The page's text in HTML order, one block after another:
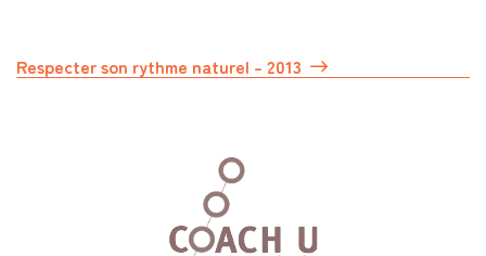
Respecter son rythme naturel – 2013